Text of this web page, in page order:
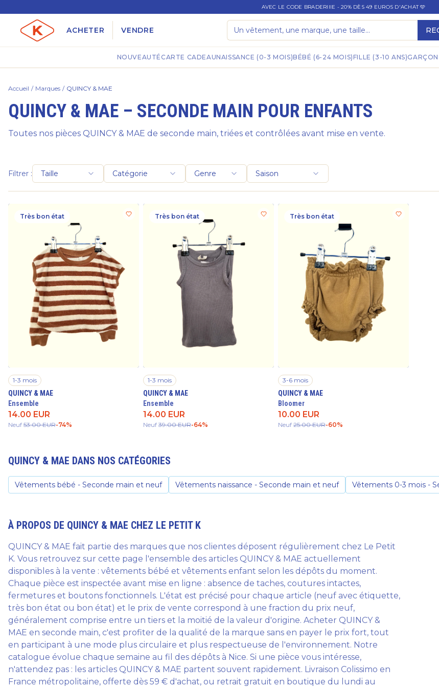
AVEC LE CODE BRADERIIIE - 20% DÈS 49 EUROS D'ACHAT 🩵
ACHETER VENDRE
NOUVEAUTÉ CARTE CADEAUNAISSANCE (0-3 MOIS)BÉBÉ (6-24 MOIS)FILLE (3-10 ANS)
Accueil / Marques / QUINCY & MAE
QUINCY & MAE – SECONDE MAIN POUR ENFANTS
Toutes nos pièces QUINCY & MAE de seconde main, triées et contrôlées avant mise en vente.
Filtrer : Taille Catégorie Genre Saison
Très bon état
1-3 mois
QUINCY & MAE
Ensemble
14.00 EUR
Neuf 53.00 EUR-74%
Très bon état
1-3 mois
QUINCY & MAE
Ensemble
14.00 EUR
Neuf 39.00 EUR-64%
Très bon état
3-6 mois
QUINCY & MAE
Bloomer
10.00 EUR
Neuf 25.00 EUR-60%
QUINCY & MAE DANS NOS CATÉGORIES
Vêtements bébé - Seconde main et neuf Vêtements naissance - Seconde main et neuf Vêtements 0-3 mois -
À PROPOS DE QUINCY & MAE CHEZ LE PETIT K
QUINCY & MAE fait partie des marques que nos clientes déposent régulièrement chez Le Petit
K. Vous retrouvez sur cette page l'ensemble des articles QUINCY & MAE actuellement
disponibles à la vente : vêtements bébé et vêtements enfant selon les dépôts du moment.
Chaque pièce est inspectée avant mise en ligne : absence de taches, coutures intactes,
fermetures et boutons fonctionnels. L'état est précisé pour chaque article (neuf avec étiquette,
très bon état ou bon état) et le prix de vente correspond à une fraction du prix neuf,
généralement comprise entre un tiers et la moitié de la valeur d'origine. Acheter QUINCY &
MAE en seconde main, c'est profiter de la qualité de la marque sans en payer le prix fort, tout
en participant à une mode plus circulaire et plus respectueuse de l'environnement. Notre
catalogue évolue chaque semaine au fil des dépôts à Nice. Si une pièce vous intéresse,
n'attendez pas : les articles QUINCY & MAE partent souvent rapidement. Livraison Colissimo en
France métropolitaine, offerte dès 59 € d'achat, ou retrait gratuit en boutique du lundi au